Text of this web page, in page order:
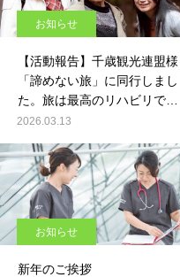
お知らせ
【活動報告】千歳観光連盟様
「諦めない旅」に同行しまし
た。旅は最高のリハビリで
す！
2026.03.13
お知らせ
新年のご挨拶